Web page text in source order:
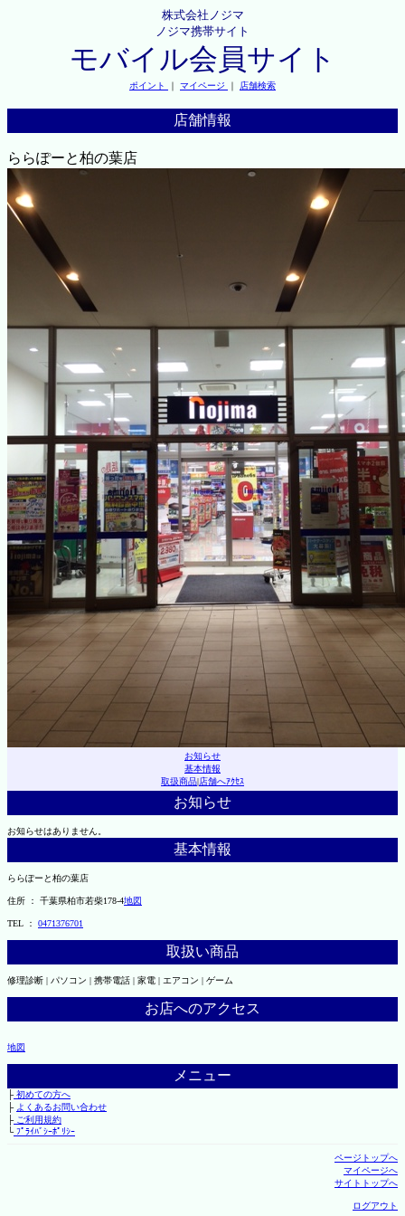
株式会社ノジマ
ノジマ携帯サイト
モバイル会員サイト
ポイント ｜ マイページ ｜ 店舗検索
店舗情報
ららぽーと柏の葉店
お知らせ
基本情報
取扱商品|店舗へｱｸｾｽ
お知らせ
お知らせはありません。
基本情報
ららぽーと柏の葉店
住所 ： 千葉県柏市若柴178-4地図
TEL ： 0471376701
取扱い商品
修理診断 | パソコン | 携帯電話 | 家電 | エアコン | ゲーム
お店へのアクセス
地図
メニュー
├初めての方へ
├ よくあるお問い合わせ
├ご利用規約
└ﾌﾟﾗｲﾊﾞｼｰﾎﾟﾘｼｰ
ページトップへ
マイページへ
サイトトップへ
ログアウト